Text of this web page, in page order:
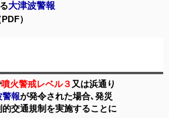
大津波警報
）
噴火警戒レベル３ 又は浜通り
警報が発令された場合､発災
交通規制を実施することに